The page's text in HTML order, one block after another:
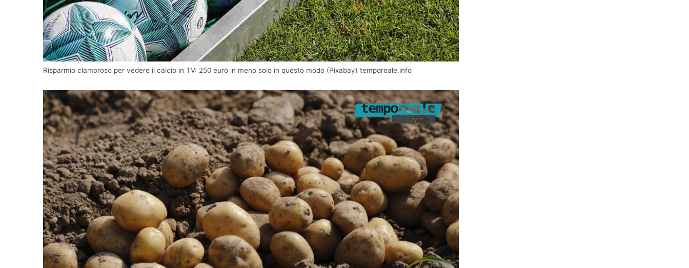
Risparmio clamoroso per vedere il calcio in TV: 250 euro in meno solo in questo modo (Pixabay) temporeale.info